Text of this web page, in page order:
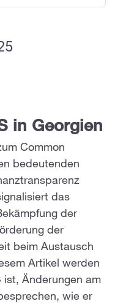
in Georgien
Common
bedeutenden
das
der
der
beim Austausch
Artikel werden
ist, Änderungen am
wie er